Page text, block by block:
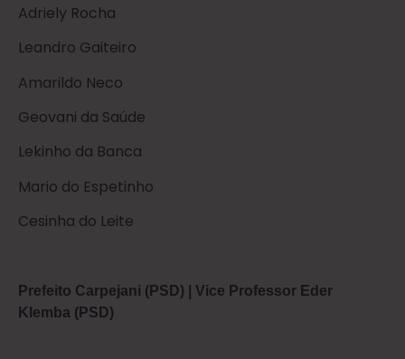
Adriely Rocha
Leandro Gaiteiro
Amarildo Neco
Geovani da Saúde
Lekinho da Banca
Mario do Espetinho
Cesinha do Leite
Prefeito Carpejani (PSD) | Vice Professor Eder
Klemba (PSD)